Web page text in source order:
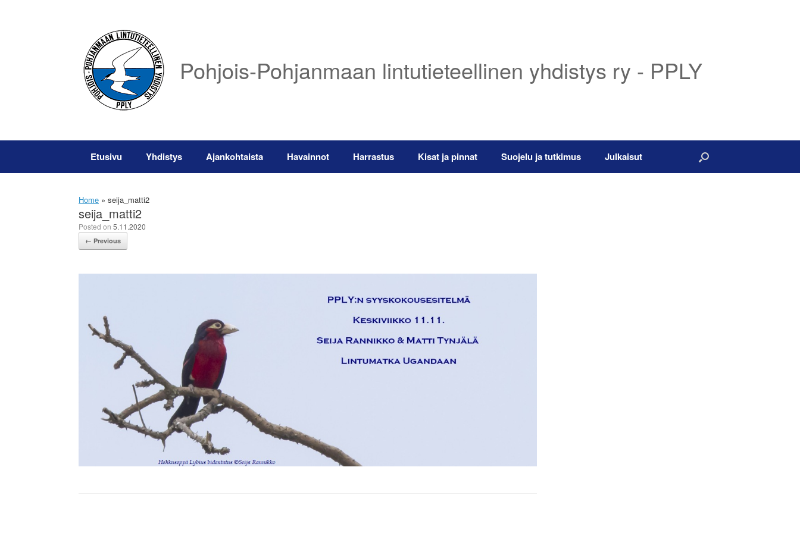
Pohjois-Pohjanmaan lintutieteellinen yhdistys ry - PPLY
Etusivu Yhdistys Ajankohtaista Havainnot Harrastus Kisat ja pinnat Suojelu ja tutkimus Julkaisut
Home » seija_matti2
seija_matti2
Posted on 5.11.2020
← Previous